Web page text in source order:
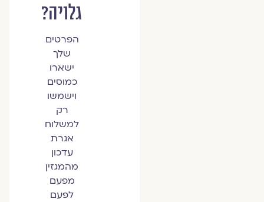
גלויה?
הפרטים
שלך
ישארו
כמוסים
וישמשו
רק
למשלוח
אגרת
עדכון
מהמגזין
מפעם
לפעם